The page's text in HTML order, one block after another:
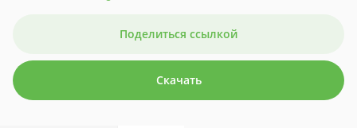
Поделиться ссылкой
Скачать